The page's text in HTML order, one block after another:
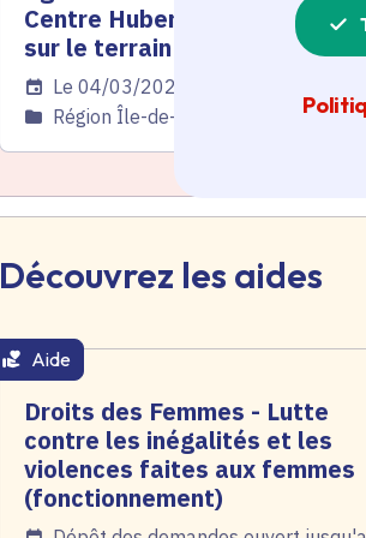
Centre Hubertine Auclert agit
sur le terrain
Date de l'arrêté
Le 04/03/2026
Catégorie
Région Île-de-France, Santé - Social
Découvrez les aides
thématique active
Aide
Droits des Femmes - Lutte
contre les inégalités et les
violences faites aux femmes
(fonctionnement)